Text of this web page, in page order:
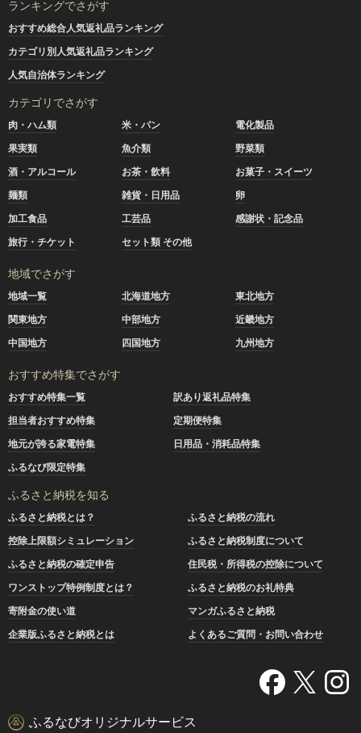
ランキングでさがす
おすすめ総合人気返礼品ランキング
カテゴリ別人気返礼品ランキング
人気自治体ランキング
カテゴリでさがす
肉・ハム類 米・パン
電化製品
果実類
魚介類
野菜類
酒・アルコール
お茶・飲料
お菓子・スイーツ
麺類
雑貨・日用品
卵
加工食品
工芸品
感謝状・記念品
旅行・チケット
セット類 その他
地域でさがす
地域一覧 北海道地方
東北地方
関東地方
中部地方
近畿地方
中国地方
四国地方 九州地方
おすすめ特集でさがす
おすすめ特集一覧
訳あり返礼品特集
担当者おすすめ特集
定期便特集
地元が誇る家電特集
日用品・消耗品特集
ふるなび限定特集
ふるさと納税を知る
ふるさと納税とは？
ふるさと納税の流れ
控除上限額シミュレーション
ふるさと納税制度について
ふるさと納税の確定申告
住民税・所得税の控除について
ワンストップ特例制度とは？
ふるさと納税のお礼特典
寄附金の使い道
マンガふるさと納税
企業版ふるさと納税とは
よくあるご質問・お問い合わせ
ふるなびオリジナルサービス